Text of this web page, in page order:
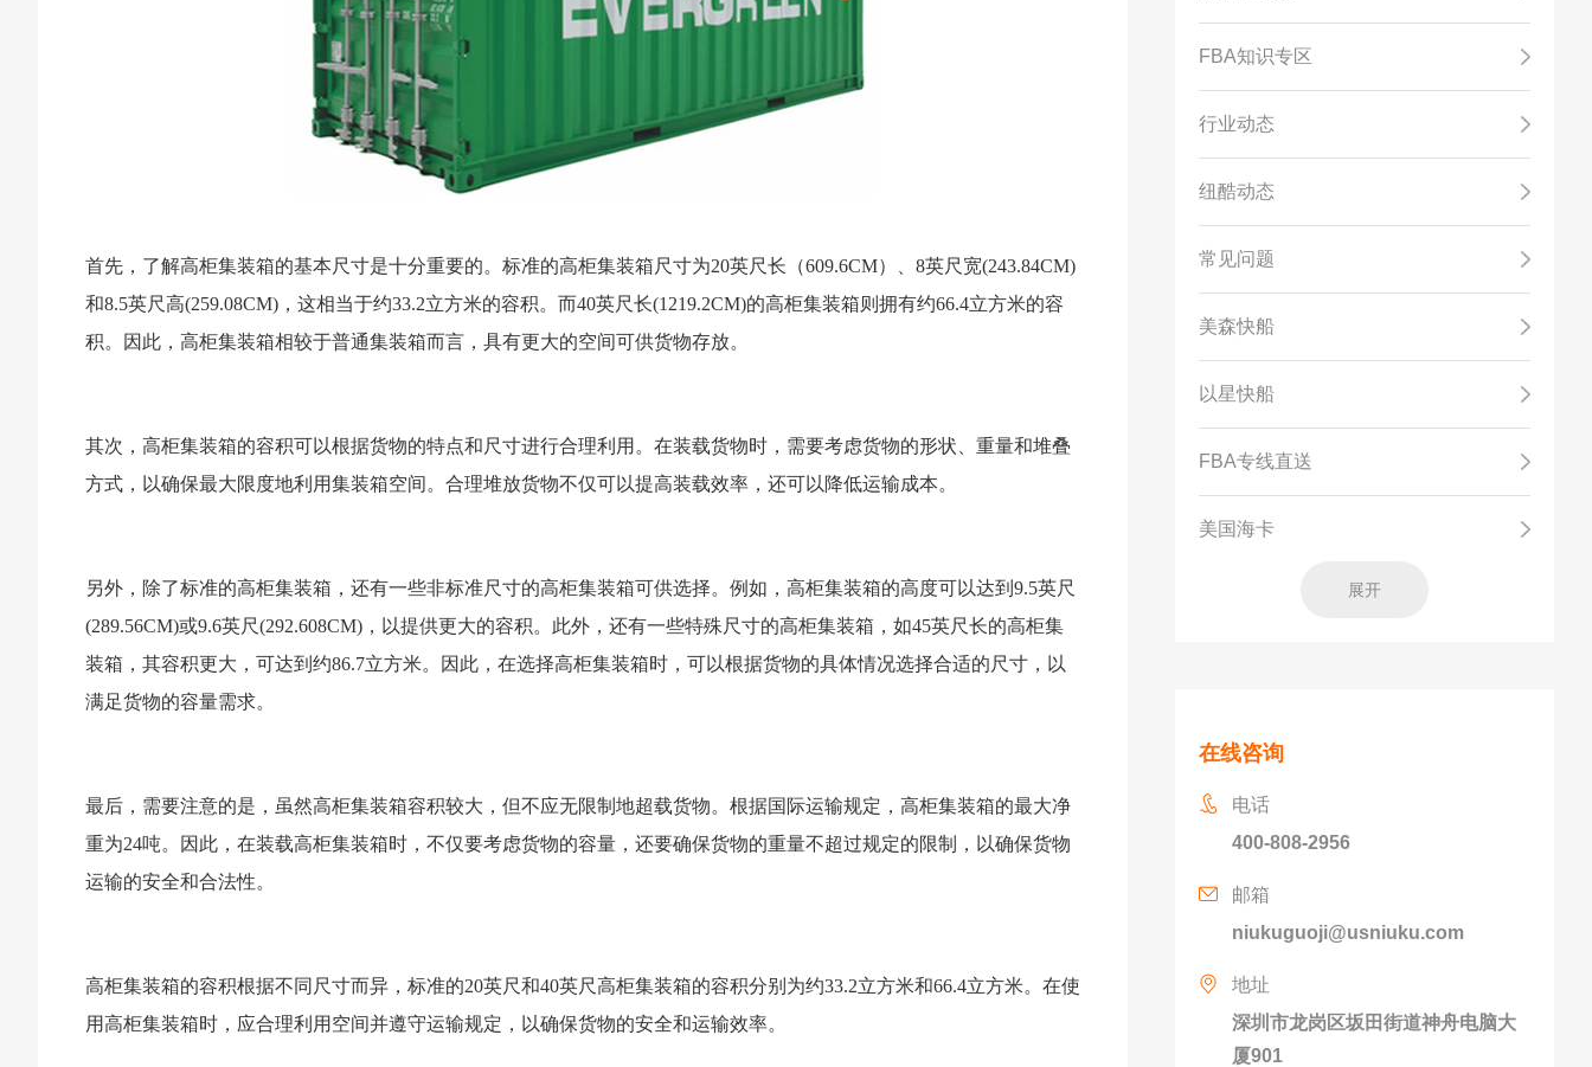
首先，了解高柜集装箱的基本尺寸是十分重要的。标准的高柜集装箱尺寸为20英尺长（609.6CM）、8英尺宽(243.84CM)
和8.5英尺高(259.08CM)，这相当于约33.2立方米的容积。而40英尺长(1219.2CM)的高柜集装箱则拥有约66.4立方米的容
积。因此，高柜集装箱相较于普通集装箱而言，具有更大的空间可供货物存放。
其次，高柜集装箱的容积可以根据货物的特点和尺寸进行合理利用。在装载货物时，需要考虑货物的形状、重量和堆叠
方式，以确保最大限度地利用集装箱空间。合理堆放货物不仅可以提高装载效率，还可以降低运输成本。
另外，除了标准的高柜集装箱，还有一些非标准尺寸的高柜集装箱可供选择。例如，高柜集装箱的高度可以达到9.5英尺
(289.56CM)或9.6英尺(292.608CM)，以提供更大的容积。此外，还有一些特殊尺寸的高柜集装箱，如45英尺长的高柜集
装箱，其容积更大，可达到约86.7立方米。因此，在选择高柜集装箱时，可以根据货物的具体情况选择合适的尺寸，以
满足货物的容量需求。
最后，需要注意的是，虽然高柜集装箱容积较大，但不应无限制地超载货物。根据国际运输规定，高柜集装箱的最大净
重为24吨。因此，在装载高柜集装箱时，不仅要考虑货物的容量，还要确保货物的重量不超过规定的限制，以确保货物
运输的安全和合法性。
高柜集装箱的容积根据不同尺寸而异，标准的20英尺和40英尺高柜集装箱的容积分别为约33.2立方米和66.4立方米。在使
用高柜集装箱时，应合理利用空间并遵守运输规定，以确保货物的安全和运输效率。
FBA知识专区
行业动态
纽酷动态
常见问题
美森快船
以星快船
FBA专线直送
美国海卡
展开
在线咨询
电话
400-808-2956
邮箱
niukuguoji@usniuku.com
地址
深圳市龙岗区坂田街道神舟电脑大
厦901